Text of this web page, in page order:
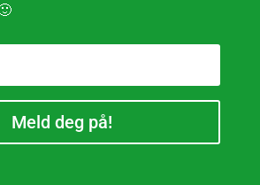
Meld deg på!